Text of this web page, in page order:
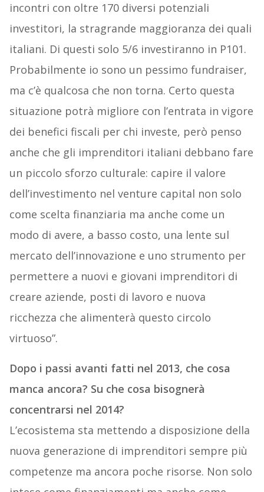
incontri con oltre 170 diversi potenziali
investitori, la stragrande maggioranza dei quali
italiani. Di questi solo 5/6 investiranno in P101.
Probabilmente io sono un pessimo fundraiser,
ma c’è qualcosa che non torna. Certo questa
situazione potrà migliore con l’entrata in vigore
dei benefici fiscali per chi investe, però penso
anche che gli imprenditori italiani debbano fare
un piccolo sforzo culturale: capire il valore
dell’investimento nel venture capital non solo
come scelta finanziaria ma anche come un
modo di avere, a basso costo, una lente sul
mercato dell’innovazione e uno strumento per
permettere a nuovi e giovani imprenditori di
creare aziende, posti di lavoro e nuova
ricchezza che alimenterà questo circolo
virtuoso”.
Dopo i passi avanti fatti nel 2013, che cosa
manca ancora? Su che cosa bisognerà
concentrarsi nel 2014?
L’ecosistema sta mettendo a disposizione della
nuova generazione di imprenditori sempre più
competenze ma ancora poche risorse. Non solo